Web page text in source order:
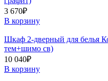
3 670₽
В корзину
Шкаф 2-дверный для белья
тем+шимо св)
10 040₽
В корзину